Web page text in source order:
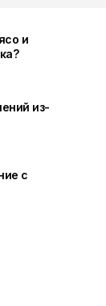
и
из-
с